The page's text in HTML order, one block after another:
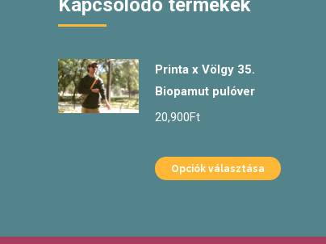
Kapcsolódó termékek
Printa x Völgy 35.
Biopamut pulóver
20,900Ft
Opciók választása